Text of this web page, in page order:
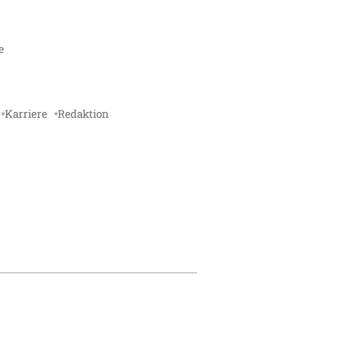
Karriere Redaktion